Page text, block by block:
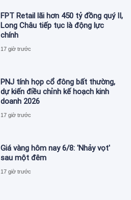
FPT Retail lãi hơn 450 tỷ đồng quý II,
Long Châu tiếp tục là động lực
chính
17 giờ trước
PNJ tính họp cổ đông bất thường,
dự kiến điều chỉnh kế hoạch kinh
doanh 2026
17 giờ trước
Giá vàng hôm nay 6/8: 'Nhảy vọt'
sau một đêm
17 giờ trước